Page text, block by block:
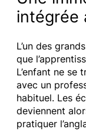
intégrée
L’un des
que
L’enfant ne se
avec un
habituel. Les
deviennent
pratiquer